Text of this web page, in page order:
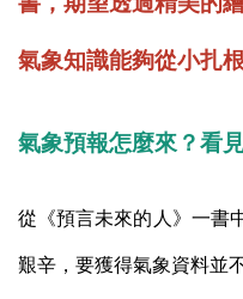
氣象知識能夠從小扎根
氣象預報怎麼來？看
從《預言未來的人》一書
艱辛，要獲得氣象資料並